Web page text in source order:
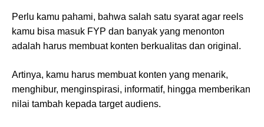
Perlu kamu pahami, bahwa salah satu syarat agar reels
kamu bisa masuk FYP dan banyak yang menonton
adalah harus membuat konten berkualitas dan original.
Artinya, kamu harus membuat konten yang menarik,
menghibur, menginspirasi, informatif, hingga memberikan
nilai tambah kepada target audiens.